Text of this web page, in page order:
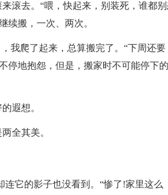
滚去。“喂，快起来，别装死，谁都别
续搬，一次、两次。
爬了起来，总算搬完了。“下周还要
停地抱怨，但是，搬家时不可能停下的
遐想。
全其美。
它的影子也没看到。“惨了!家里这么